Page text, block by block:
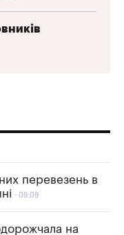
перевезень в
09:09
на